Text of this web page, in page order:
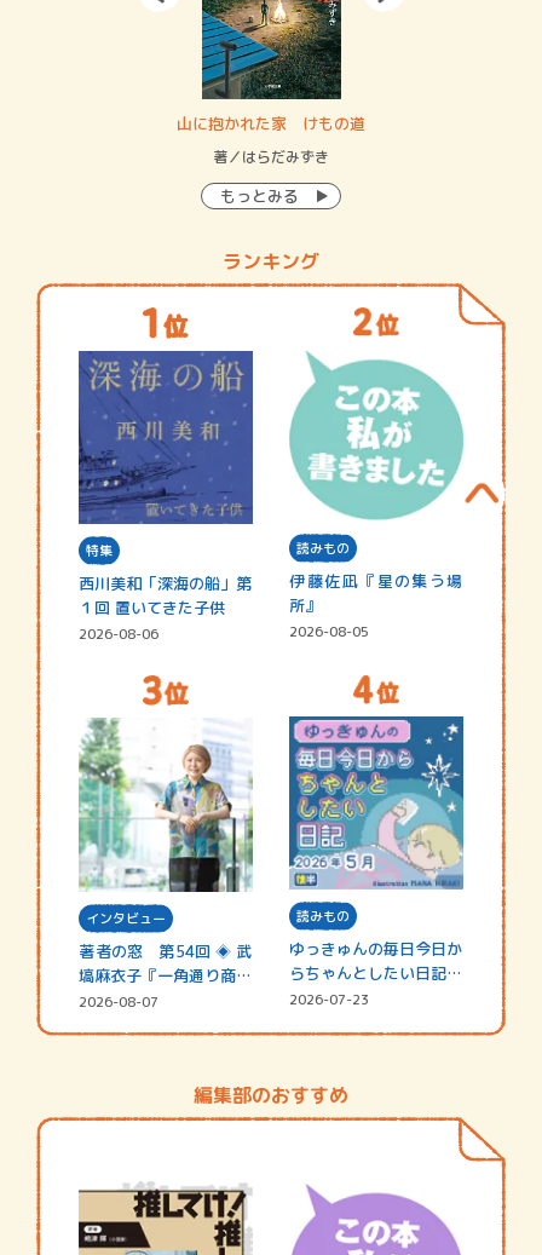
山に抱かれた家 けもの道
著／はらだみずき
もっとみる
ランキング
特集
西川美和「深海の船」第
１回 置いてきた子供
2026-08-06
読みもの
伊藤佐凪『星の集う場
所』
2026-08-05
インタビュー
著者の窓 第54回 ◈ 武
塙麻衣子『一角通り商店
街の…
2026-08-07
読みもの
ゆっきゅんの毎日今日か
らちゃんとしたい日記
☆202…
2026-07-23
編集部のおすすめ